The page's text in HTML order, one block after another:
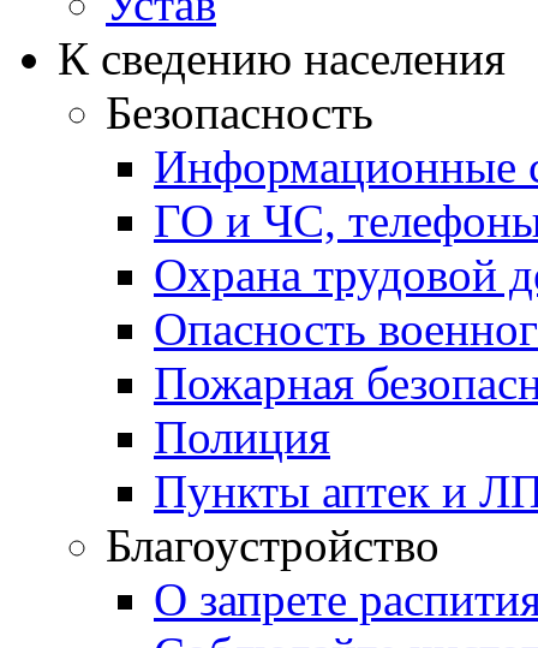
К сведению населения
Безопасность
Информационные
ГО и ЧС,
Охрана трудовой
Опасность
Пожарная
Полиция
Пункты аптек и
Благоустройство
О запрете